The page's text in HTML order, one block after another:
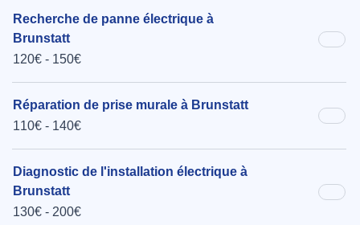
Recherche de panne électrique à
Brunstatt
120€ - 150€
Réparation de prise murale à Brunstatt
110€ - 140€
Diagnostic de l'installation électrique à
Brunstatt
130€ - 200€